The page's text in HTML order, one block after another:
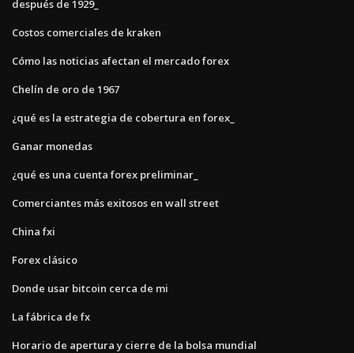
después de 1929_
Costos comerciales de kraken
Cómo las noticias afectan el mercado forex
Chelín de oro de 1967
¿qué es la estrategia de cobertura en forex_
Ganar monedas
¿qué es una cuenta forex preliminar_
Comerciantes más exitosos en wall street
China fxi
Forex clásico
Donde usar bitcoin cerca de mi
La fábrica de fx
Horario de apertura y cierre de la bolsa mundial